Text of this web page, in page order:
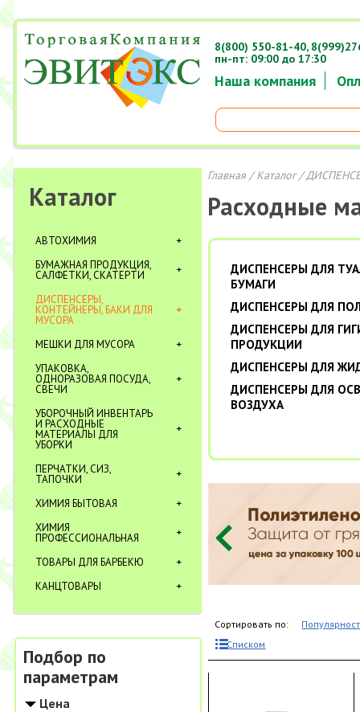
Наша компания
8(800) 550-81-40,
пн-пт: 09:00 до 17:30
Каталог
АВТОХИМИЯ
БУМАЖНАЯ ПРОДУКЦИЯ,
САЛФЕТКИ, СКАТЕРТИ
ДИСПЕНСЕРЫ,
КОНТЕЙНЕРЫ, БАКИ ДЛЯ
МУСОРА
МЕШКИ ДЛЯ МУСОРА
УПАКОВКА,
ОДНОРАЗОВАЯ ПОСУДА,
СВЕЧИ
УБОРОЧНЫЙ ИНВЕНТАРЬ
И РАСХОДНЫЕ
МАТЕРИАЛЫ ДЛЯ
УБОРКИ
ПЕРЧАТКИ, СИЗ,
ТАПОЧКИ
ХИМИЯ БЫТОВАЯ
ХИМИЯ
ПРОФЕССИОНАЛЬНАЯ
ТОВАРЫ ДЛЯ БАРБЕКЮ
КАНЦТОВАРЫ
Подбор по
параметрам
Цена
Главная/Каталог/
Расходные
ДИСПЕНСЕРЫ ДЛЯ
БУМАГИ
ДИСПЕНСЕРЫ ДЛЯ
ДИСПЕНСЕРЫ ДЛЯ
ПРОДУКЦИИ
ДИСПЕНСЕРЫ ДЛЯ
ДИСПЕНСЕРЫ ДЛЯ
ВОЗДУХА
Сортировать по:
Списком